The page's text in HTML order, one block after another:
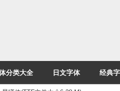
分类大全 日文字体 经典